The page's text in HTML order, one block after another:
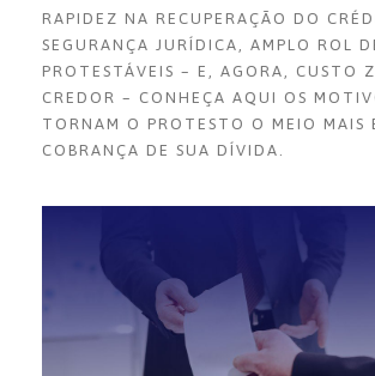
RAPIDEZ NA RECUPERAÇÃO DO
SEGURANÇA JURÍDICA, AMPLO ROL
PROTESTÁVEIS – E, AGORA, CUSTO
CREDOR – CONHEÇA AQUI OS
TORNAM O PROTESTO O MEIO MAIS
COBRANÇA DE SUA DÍVIDA.